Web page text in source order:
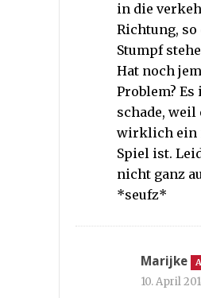
in die
Richtung, so
Stumpf
Hat noch
Problem? Es
schade, weil
wirklich ein
Spiel ist.
nicht ganz
*seufz*
Marijke
10. April